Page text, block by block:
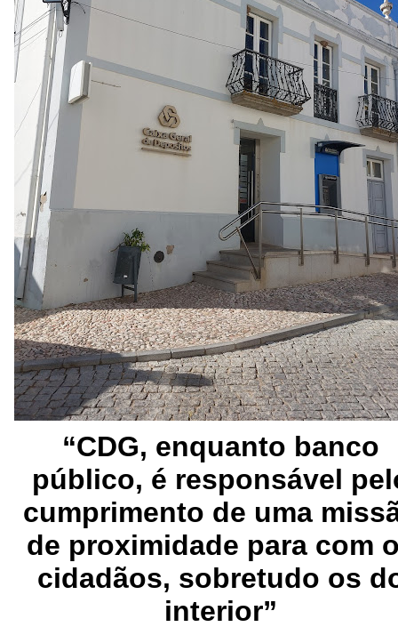
“CDG, enquanto banco
público, é responsável
cumprimento de uma
de proximidade para com
cidadãos, sobretudo os
interior”